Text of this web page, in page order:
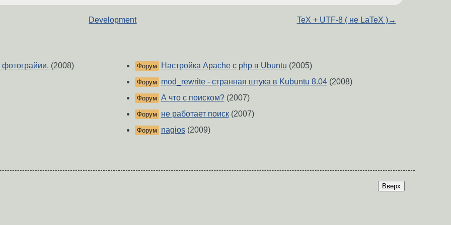
Development TeX + UTF-8 ( не LaTeX )→
(2008) Форум Настройка Apache c php в Ubuntu (2005)
Форум mod_rewrite - странная штука в Kubuntu 8.04(2008)
Форум А что с поиском?(2007)
Форум не работает поиск(2007)
Форум nagios(2009)
Вверх